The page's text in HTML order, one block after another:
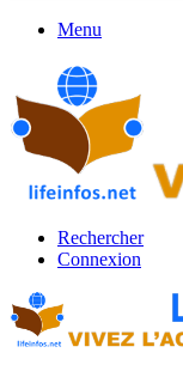
Menu
Rechercher
Connexion